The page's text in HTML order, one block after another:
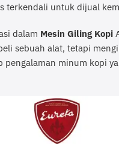
terkendali untuk dijual
dalam Mesin Giling Kopi
sebuah alat, tetapi
pengalaman minum kopi